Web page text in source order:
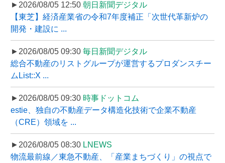
►2026/08/05 12:50 朝日新聞デジタル
【東芝】経済産業省の令和7年度補正「次世代革新炉の
開発・建設に ...
►2026/08/05 09:30 毎日新聞デジタル
総合不動産のリストグループが運営するプロダンスチー
ムList::X ...
►2026/08/05 09:30 時事ドットコム
estie、独自の不動産データ構造化技術で企業不動産
（CRE）領域を ...
►2026/08/05 08:30 LNEWS
物流最前線／東急不動産、「産業まちづくり」の視点で